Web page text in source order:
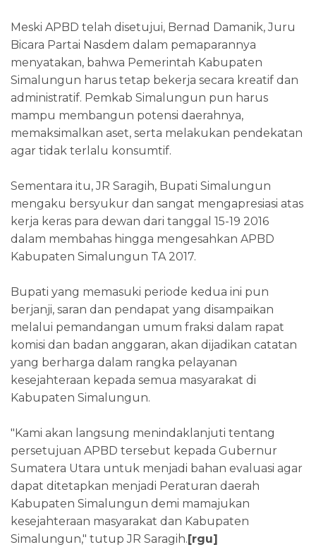
Meski APBD telah disetujui, Bernad Damanik, Juru
Bicara Partai Nasdem dalam pemaparannya
menyatakan, bahwa Pemerintah Kabupaten
Simalungun harus tetap bekerja secara kreatif dan
administratif. Pemkab Simalungun pun harus
mampu membangun potensi daerahnya,
memaksimalkan aset, serta melakukan pendekatan
agar tidak terlalu konsumtif.
Sementara itu, JR Saragih, Bupati Simalungun
mengaku bersyukur dan sangat mengapresiasi atas
kerja keras para dewan dari tanggal 15-19 2016
dalam membahas hingga mengesahkan APBD
Kabupaten Simalungun TA 2017.
Bupati yang memasuki periode kedua ini pun
berjanji, saran dan pendapat yang disampaikan
melalui pemandangan umum fraksi dalam rapat
komisi dan badan anggaran, akan dijadikan catatan
yang berharga dalam rangka pelayanan
kesejahteraan kepada semua masyarakat di
Kabupaten Simalungun.
"Kami akan langsung menindaklanjuti tentang
persetujuan APBD tersebut kepada Gubernur
Sumatera Utara untuk menjadi bahan evaluasi agar
dapat ditetapkan menjadi Peraturan daerah
Kabupaten Simalungun demi mamajukan
kesejahteraan masyarakat dan Kabupaten
Simalungun," tutup JR Saragih. [rgu]